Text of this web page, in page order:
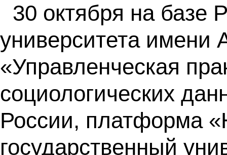
30 октября на базе
университета имени
«Управленческая
социологических
России, платформа
государственный